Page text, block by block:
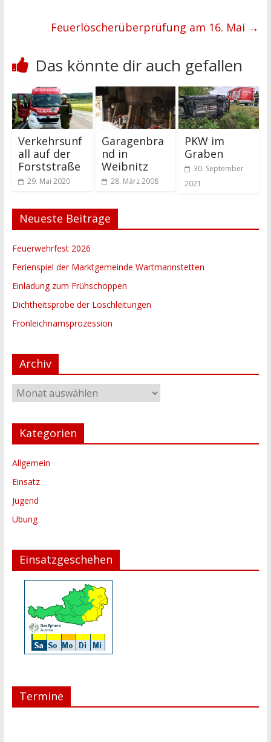
Feuerlöscherüberprüfung am 16. Mai →
Das könnte dir auch gefallen
Verkehrsunf
all auf der
Forststraße
29. Mai 2020
Garagenbra
nd in
Weibnitz
28. März 2008
PKW im
Graben
30. September
2021
Neueste Beiträge
Feuerwehrfest 2026
Ferienspiel der Marktgemeinde Wartmannstetten
Einladung zum Frühschoppen
Dichtheitsprobe der Löschleitungen
Fronleichnamsprozession
Archiv
Archiv
Kategorien
Allgemein
Einsatz
Jugend
Übung
Einsatzgeschehen
Termine